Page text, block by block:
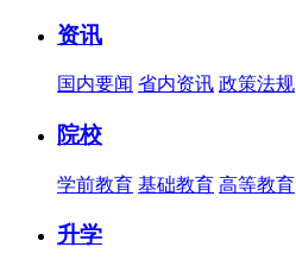
资讯
国内要闻 省内资讯 政策法规
院校
学前教育 基础教育 高等教育
升学